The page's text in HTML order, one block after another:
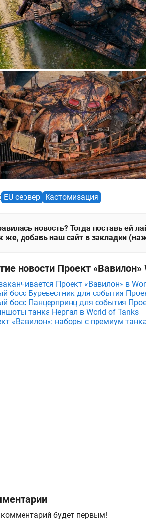
EU сервер Кастомизация
новость? Тогда поставь ей
же, добавь наш сайт в закладки
новости Проект «Вавилон»
Проект «Вавилон» в
босс Буревестник для события
босс Панцерпринц для события
танка Нергал в World of Tanks
«Вавилон»: наборы с премиум
будет первым!